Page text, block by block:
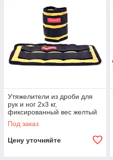
Утяжелители из дроби для
рук и ног 2х3 кг,
фиксированный вес желтый
Под заказ
Цену уточняйте